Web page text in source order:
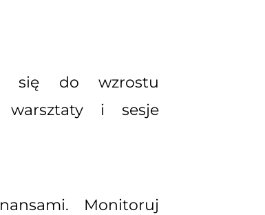
się do wzrostu
warsztaty i sesje
Monitoruj